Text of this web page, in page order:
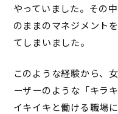
やっていました。その
のままのマネジメント
てしまいました。
このような経験から、
ーザーのような「キラ
イキイキと働ける職場